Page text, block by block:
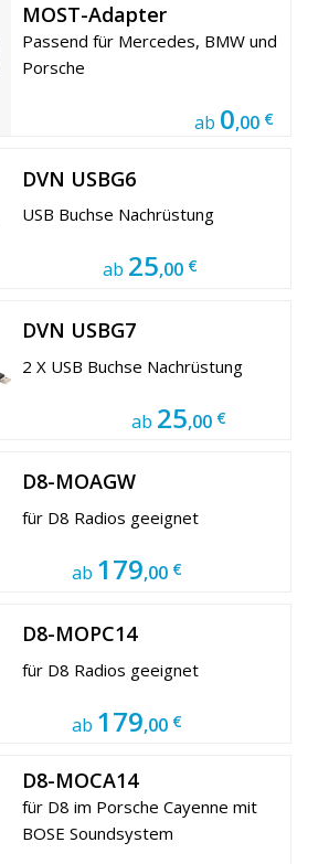
MOST-Adapter
Passend für Mercedes, BMW und
Porsche
ab 0,00 €
DVN USBG6
USB Buchse Nachrüstung
ab 25,00 €
DVN USBG7
2 X USB Buchse Nachrüstung
ab 25,00 €
D8-MOAGW
für D8 Radios geeignet
ab 179,00 €
D8-MOPC14
für D8 Radios geeignet
ab 179,00 €
D8-MOCA14
für D8 im Porsche Cayenne mit
BOSE Soundsystem